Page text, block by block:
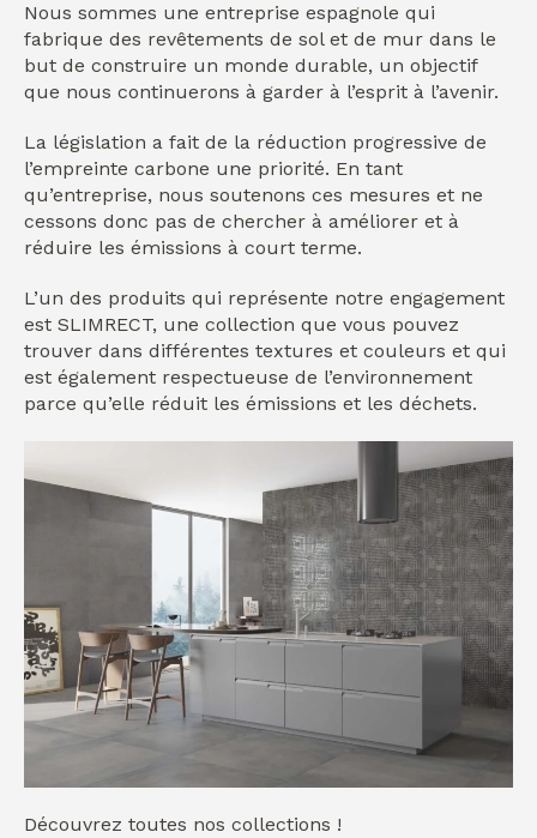
Nous sommes une entreprise espagnole qui
fabrique des revêtements de sol et de mur dans le
but de construire un monde durable, un objectif
que nous continuerons à garder à l’esprit à l’avenir.
La législation a fait de la réduction progressive de
l’empreinte carbone une priorité. En tant
qu’entreprise, nous soutenons ces mesures et ne
cessons donc pas de chercher à améliorer et à
réduire les émissions à court terme.
L’un des produits qui représente notre engagement
est SLIMRECT, une collection que vous pouvez
trouver dans différentes textures et couleurs et qui
est également respectueuse de l’environnement
parce qu’elle réduit les émissions et les déchets.
Découvrez toutes nos collections !